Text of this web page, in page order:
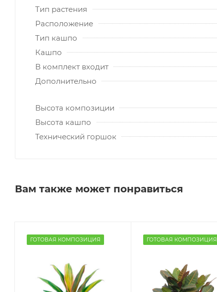
Тип растения
Расположение
Тип кашпо
Кашпо
В комплект входит
Дополнительно
Высота композиции
Высота кашпо
Технический горшок
Вам также может понравиться
ГОТОВАЯ КОМПОЗИЦИЯ ГОТОВАЯ КОМПОЗИЦИЯ